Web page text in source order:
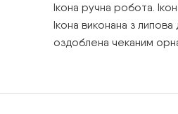
Ікона ручна робота.
Ікона виконана з
оздоблена чеканим